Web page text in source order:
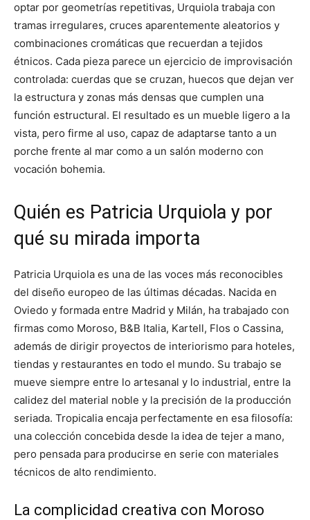
optar por geometrías repetitivas, Urquiola trabaja con
tramas irregulares, cruces aparentemente aleatorios y
combinaciones cromáticas que recuerdan a tejidos
étnicos. Cada pieza parece un ejercicio de improvisación
controlada: cuerdas que se cruzan, huecos que dejan ver
la estructura y zonas más densas que cumplen una
función estructural. El resultado es un mueble ligero a la
vista, pero firme al uso, capaz de adaptarse tanto a un
porche frente al mar como a un salón moderno con
vocación bohemia.
Quién es Patricia Urquiola y por
qué su mirada importa
Patricia Urquiola es una de las voces más reconocibles
del diseño europeo de las últimas décadas. Nacida en
Oviedo y formada entre Madrid y Milán, ha trabajado con
firmas como Moroso, B&B Italia, Kartell, Flos o Cassina,
además de dirigir proyectos de interiorismo para hoteles,
tiendas y restaurantes en todo el mundo. Su trabajo se
mueve siempre entre lo artesanal y lo industrial, entre la
calidez del material noble y la precisión de la producción
seriada. Tropicalia encaja perfectamente en esa filosofía:
una colección concebida desde la idea de tejer a mano,
pero pensada para producirse en serie con materiales
técnicos de alto rendimiento.
La complicidad creativa con Moroso